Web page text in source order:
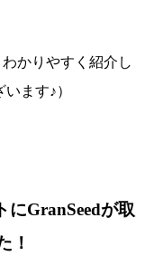
わかりやすく紹介し
ます♪）
にGranSeedが取
！